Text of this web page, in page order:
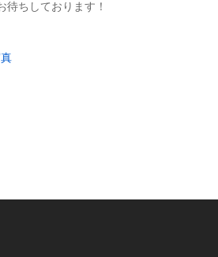
待ちしております！